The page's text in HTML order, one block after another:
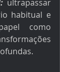
ultrapassar
habitual e
como